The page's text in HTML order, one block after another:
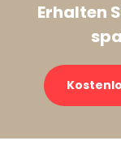
Erhalten